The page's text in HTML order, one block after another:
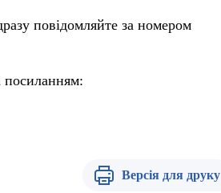
повідомляйте за номером
посиланням:
Версія для друку